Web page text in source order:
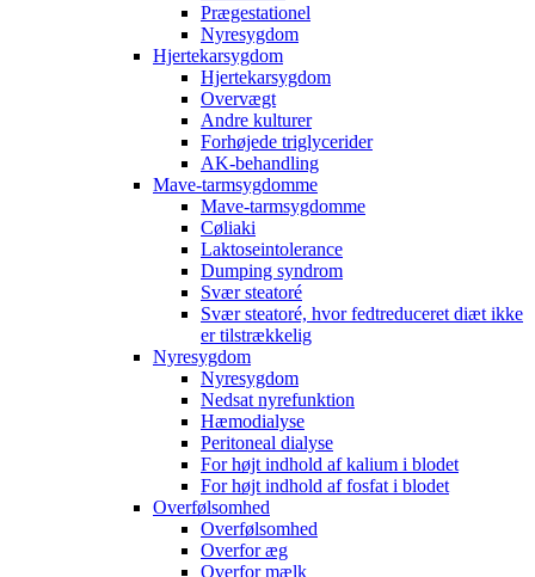
Prægestationel
Nyresygdom
Hjertekarsygdom
Hjertekarsygdom
Overvægt
Andre kulturer
Forhøjede triglycerider
AK-behandling
Mave-tarmsygdomme
Mave-tarmsygdomme
Cøliaki
Laktoseintolerance
Dumping syndrom
Svær steatoré
Svær steatoré, hvor fedtreduceret diæt ikke
er tilstrækkelig
Nyresygdom
Nyresygdom
Nedsat nyrefunktion
Hæmodialyse
Peritoneal dialyse
For højt indhold af kalium i blodet
For højt indhold af fosfat i blodet
Overfølsomhed
Overfølsomhed
Overfor æg
Overfor mælk